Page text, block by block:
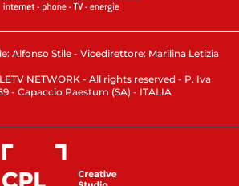
Alfonso Stile - Vicedirettore: Marilina Letizia
NETWORK - All rights reserved - P. Iva
- Capaccio Paestum (SA) - ITALIA